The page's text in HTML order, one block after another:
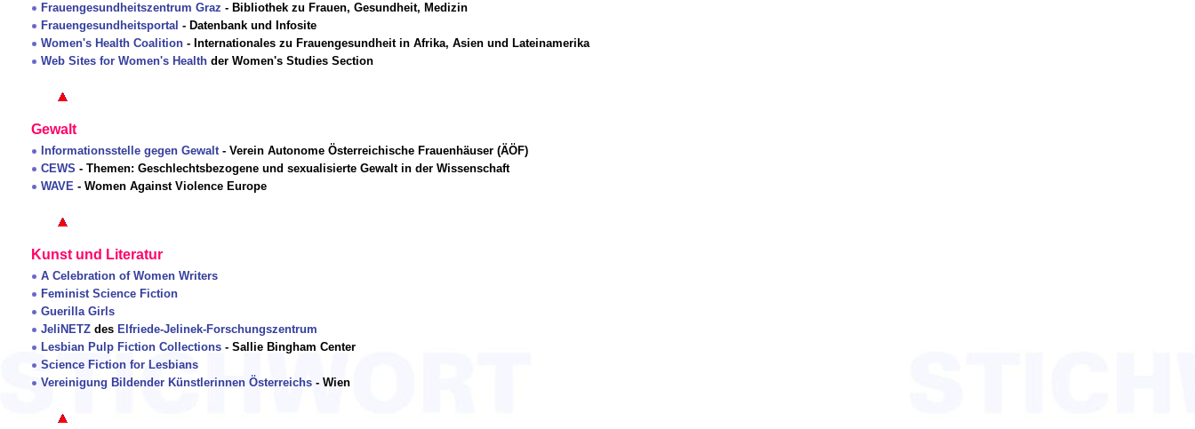
Frauengesundheitszentrum Graz - Bibliothek zu Frauen, Gesundheit, Medizin
Frauengesundheitsportal - Datenbank und Infosite
Women's Health Coalition - Internationales zu Frauengesundheit in Afrika, Asien und Lateinamerika
Web Sites for Women's Health der Women's Studies Section
Gewalt
Informationsstelle gegen Gewalt- Verein Autonome Österreichische Frauenhäuser (ÄÖF)
CEWS - Themen: Geschlechtsbezogene und sexualisierte Gewalt in der Wissenschaft
WAVE - Women Against Violence Europe
Kunst und Literatur
A Celebration of Women Writers
Feminist Science Fiction
Guerilla Girls
JeliNETZ des Elfriede-Jelinek-Forschungszentrum
Lesbian Pulp Fiction Collections - Sallie Bingham Center
Science Fiction for Lesbians
Vereinigung Bildender Künstlerinnen Österreichs - Wien